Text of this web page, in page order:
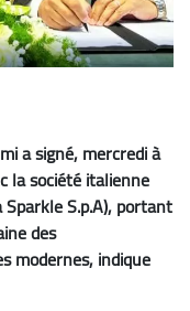
a signé, mercredi à
la société italienne
S.p.A), portant
des
modernes, indique